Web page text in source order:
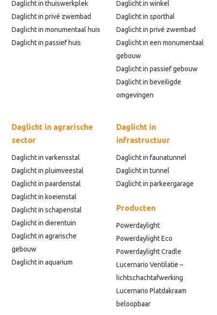
Daglicht in thuiswerkplek
Daglicht in privé zwembad
Daglicht in monumentaal huis
Daglicht in passief huis
Daglicht in winkel
Daglicht in sporthal
Daglicht in privé zwembad
Daglicht in een monumentaal
gebouw
Daglicht in passief gebouw
Daglicht in beveiligde
omgevingen
Daglicht in agrarische
sector
Daglicht in varkensstal
Daglicht in pluimveestal
Daglicht in paardenstal
Daglicht in koeienstal
Daglicht in schapenstal
Daglicht in dierentuin
Daglicht in agrarische
gebouw
Daglicht in aquarium
Daglicht in
infrastructuur
Daglicht in faunatunnel
Daglicht in tunnel
Daglicht in parkeergarage
Producten
Powerdaylight
Powerdaylight Eco
Powerdaylight Cradle
Lucernario Ventilatie –
lichtschachtafwerking
Lucernario Platdakraam
beloopbaar